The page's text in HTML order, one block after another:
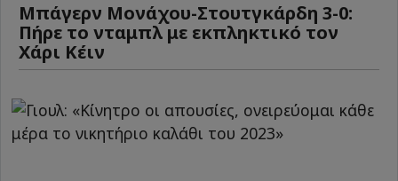
Μπάγερν Μονάχου-Στουτγκάρδη 3-0:
Πήρε το νταμπλ με εκπληκτικό τον
Χάρι Κέιν